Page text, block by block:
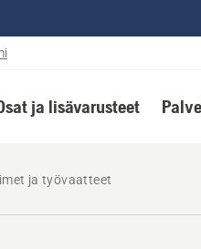
ja lisävarusteet
ja työvaatteet